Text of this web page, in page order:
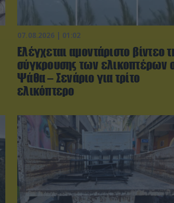
07.08.2026 | 01:02
Ελέγχεται αμοντάριστο βίντεο
σύγκρουσης των ελικοπτέρων
Ψάθα – Σενάριο για τρίτο
ελικόπτερο